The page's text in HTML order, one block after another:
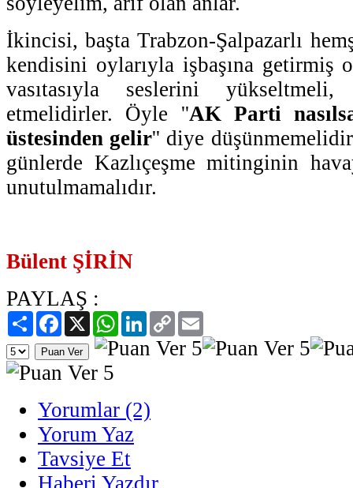
İkincisi, başta Trabzon-Şalpazarlı
kendisini oylarıyla işbaşına getirmiş
vasıtasıyla seslerini
etmelidirler. Öyle ''AK Parti
üstesinden gelir'' diye
günlerde Kazlıçeşme mitinginin
unutulmamalıdır.
Bülent ŞİRİN
PAYLAŞ :
PaylaşFacebook
X WhatsAppLinkedIn
Copy
Link
Yorumlar (2)
Yorum Yaz
Tavsiye Et
Haberi Yazdır